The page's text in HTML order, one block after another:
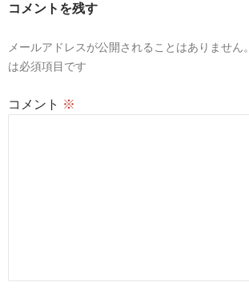
ョ
コメントを残す
メールアドレスが公開されることはありません。
は必須項目です
コメント ※